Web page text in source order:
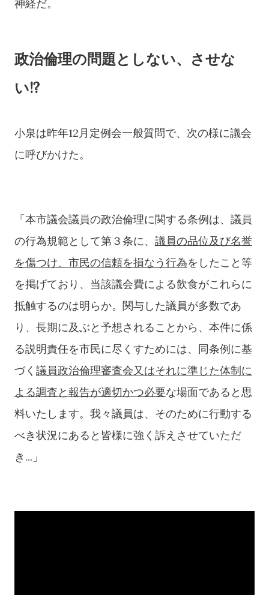
神経だ。
政治倫理の問題としない、させな
い!?
小泉は昨年12月定例会一般質問で、次の様に議会
に呼びかけた。
「本市議会議員の政治倫理に関する条例は、議員
の行為規範として第３条に、 議員の品位及び名誉
を傷つけ、市民の信頼を損なう行為をしたこと等
を掲げており、当該議会費による飲食がこれらに
抵触するのは明らか。関与した議員が多数であ
り、長期に及ぶと予想されることから、本件に係
る説明責任を市民に尽くすためには、同条例に基
づく 議員政治倫理審査会又はそれに準じた体制に
よる調査と報告が適切かつ必要な場面であると思
料いたします。我々議員は、そのために行動する
べき状況にあると皆様に強く訴えさせていただ
き... 」